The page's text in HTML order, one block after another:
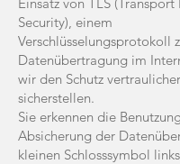
Security), einem
Verschlüsselungsprotokoll
Datenübertragung im
wir den Schutz
sicherstellen.
Sie erkennen die
Absicherung der
kleinen Schlosssymbol